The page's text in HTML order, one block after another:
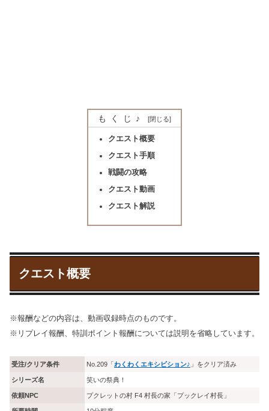
もくじ♪
クエスト概要
クエスト手順
戦闘の攻略
クエスト動画
クエスト解説
クエスト概要
※報酬などの内容は、動画収録時点のものです。
※リプレイ報酬、特訓ポイント報酬については説明を省略しています。
受注/クリア条件 No.209「わくわくエキシビション♪ 」をクリア済み
シリーズ名 笑いの祭典！
依頼NPC プクレットの村 F4 村長の家「プックレイ村長」